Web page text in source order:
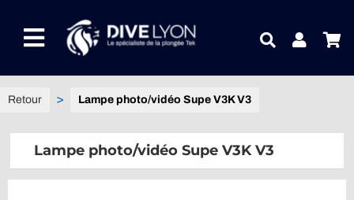
contenuToggle
Navigation
NOTRE UNIVERS PRODUITS
CONTACTEZ-NOUS
Lampe photo/vidéo Supe V3K V3
Lampe photo/vidéo Supe V3K V3